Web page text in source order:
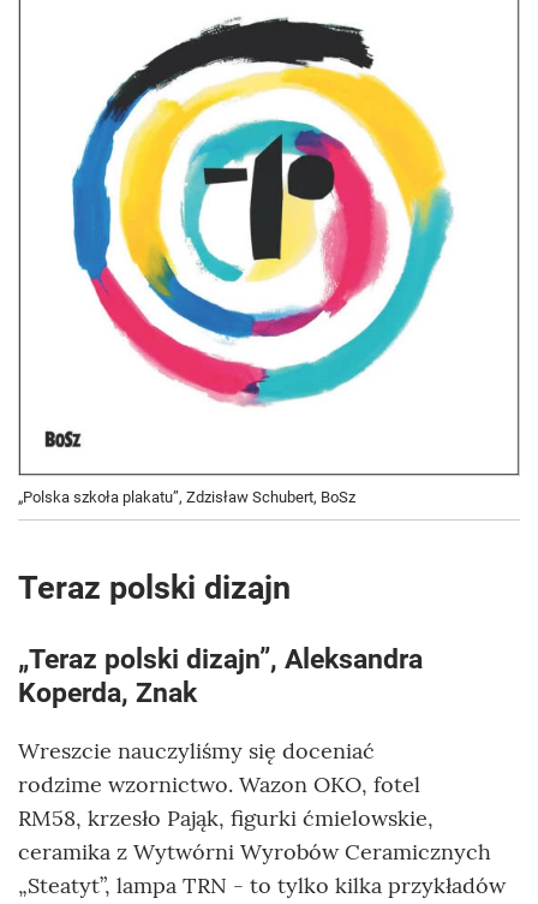
„Polska szkoła plakatu”, Zdzisław Schubert, BoSz
Teraz polski dizajn
„Teraz polski dizajn”, Aleksandra
Koperda, Znak
Wreszcie nauczyliśmy się doceniać
rodzime wzornictwo. Wazon OKO, fotel
RM58, krzesło Pająk, figurki ćmielowskie,
ceramika z Wytwórni Wyrobów Ceramicznych
„Steatyt”, lampa TRN - to tylko kilka przykładów